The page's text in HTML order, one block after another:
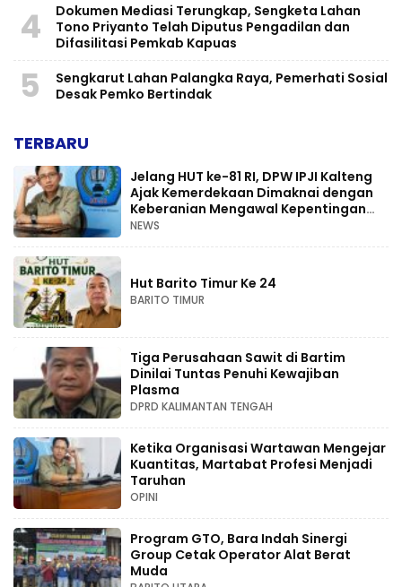
4
​Dokumen Mediasi Terungkap, Sengketa Lahan
Tono Priyanto Telah Diputus Pengadilan dan
Difasilitasi Pemkab Kapuas
5
Sengkarut Lahan Palangka Raya, Pemerhati Sosial
Desak Pemko Bertindak
TERBARU
Jelang HUT ke-81 RI, DPW IPJI Kalteng
Ajak Kemerdekaan Dimaknai dengan
Keberanian Mengawal Kepentingan
Rakyat
NEWS
Hut Barito Timur Ke 24
BARITO TIMUR
Tiga Perusahaan Sawit di Bartim
Dinilai Tuntas Penuhi Kewajiban
Plasma
DPRD KALIMANTAN TENGAH
Ketika Organisasi Wartawan Mengejar
Kuantitas, Martabat Profesi Menjadi
Taruhan
OPINI
Program GTO, Bara Indah Sinergi
Group Cetak Operator Alat Berat
Muda